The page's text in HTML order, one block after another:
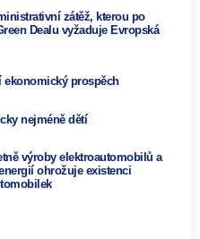
zátěž, kterou po
Dealu vyžaduje Evropská
ekonomický prospěch
nejméně dětí
výroby elektroautomobilů a
ohrožuje existenci